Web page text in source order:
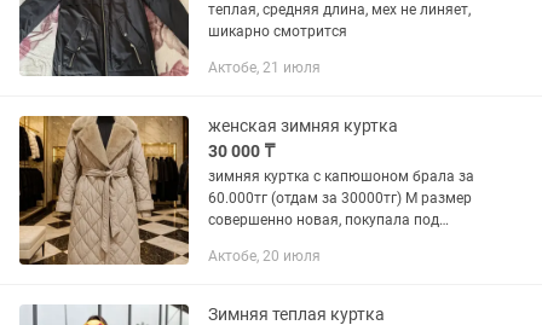
теплая, средняя длина, мех не линяет,
шикарно смотрится
Актобе, 21 июля
женская зимняя куртка
30 000 ₸
зимняя куртка с капюшоном брала за
60.000тг (отдам за 30000тг) M размер
совершенно новая, покупала под
Актобе, 20 июля
Зимняя теплая куртка